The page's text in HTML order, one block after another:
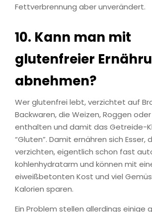
Fettverbrennung aber unverändert.
10. Kann man mit
glutenfreier
abnehmen?
Wer glutenfrei lebt, verzichtet auf
Backwaren, die Weizen, Roggen
enthalten und damit das Getreide-
“Gluten”. Damit ernähren sich Esser,
verzichten, eigentlich schon fast
kohlenhydratarm und können mit
eiweißbetonten Kost und viel
Kalorien sparen.
Ein Problem stellen allerdings einige